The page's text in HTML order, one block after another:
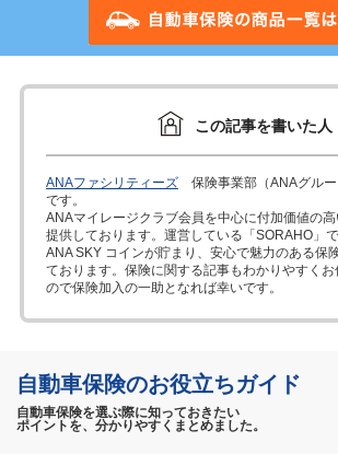
この記事を書いた人
ANAファシリティーズ保険事業部（ANAグルー
です。
ANAマイレージクラブ会員を中心に付加価値の
提供しております。運営している「SORAHO」
ANA SKY コインが貯まり、安心で魅力のある保
ております。保険に関する記事もわかりやすく
ので保険加入の一助となれば幸いです。
自動車保険のお役立ちガイド
自動車保険を選ぶ際に知っておきたい
ポイントを、分かりやすくまとめました。